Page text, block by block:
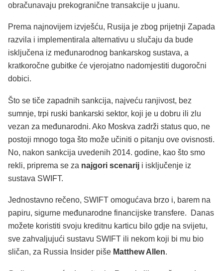
obračunavaju prekogranične transakcije u juanu.
Prema najnovijem izvješću, Rusija je zbog prijetnji Zapada
razvila i implementirala alternativu u slučaju da bude
isključena iz međunarodnog bankarskog sustava, a
kratkoročne gubitke će vjerojatno nadomjestiti dugoročni
dobici.
Što se tiče zapadnih sankcija, najveću ranjivost, bez
sumnje, trpi ruski bankarski sektor, koji je u dobru ili zlu
vezan za međunarodni. Ako Moskva zadrži status quo, ne
postoji mnogo toga što može učiniti o pitanju ove ovisnosti.
No, nakon sankcija uvedenih 2014. godine, kao što smo
rekli, priprema se za najgori scenarij i isključenje iz
sustava SWIFT.
Jednostavno rečeno, SWIFT omogućava brzo i, barem na
papiru, sigurne međunarodne financijske transfere. Danas
možete koristiti svoju kreditnu karticu bilo gdje na svijetu,
sve zahvaljujući sustavu SWIFT ili nekom koji bi mu bio
sličan, za Russia Insider piše Matthew Allen.